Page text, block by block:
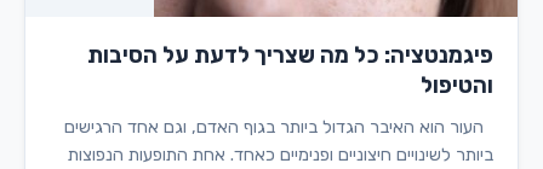
פיגמנטציה: כל מה שצריך לדעת על הסיבות
והטיפול
העור הוא האיבר הגדול ביותר בגוף האדם, וגם אחד הרגישים
ביותר לשינויים חיצוניים ופנימיים כאחד. אחת התופעות הנפוצות